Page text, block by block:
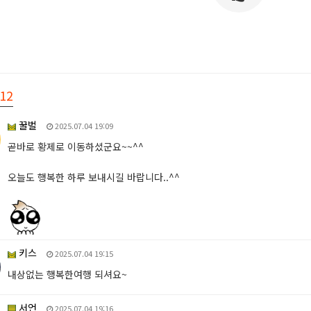
꿀벌 2025.07.04 19:09
곧바로 황제로 이동하셨군요~~^^
오늘도 행복한 하루 보내시길 바랍니다..^^
키스 2025.07.04 19:15
내상없는 행복한여행 되셔요~
서언 2025.07.04 19:16